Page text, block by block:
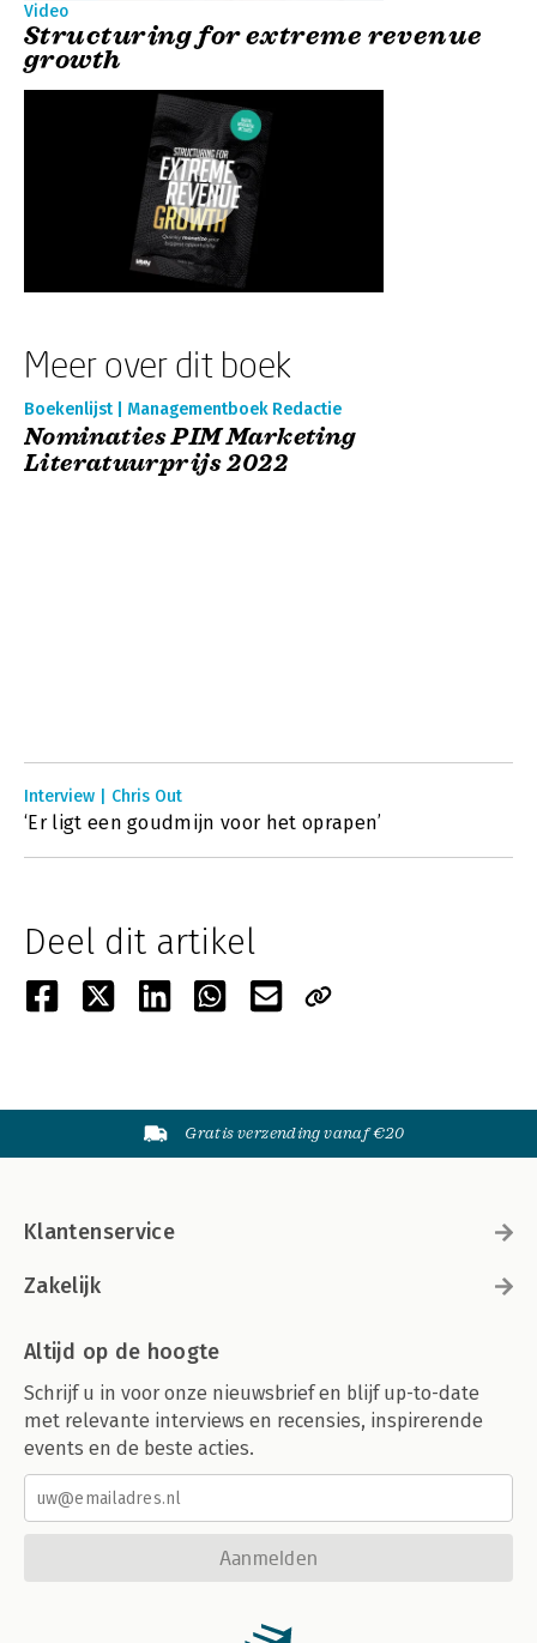
Video
Structuring for extreme revenue
growth
Meer over dit boek
Boekenlijst | Managementboek Redactie
Nominaties PIM Marketing
Literatuurprijs 2022
Interview | Chris Out
‘Er ligt een goudmijn voor het oprapen’
Deel dit artikel
Gratis verzending vanaf €20
Klantenservice
Zakelijk
Altijd op de hoogte
Schrijf u in voor onze nieuwsbrief en blijf up-to-date
met relevante interviews en recensies, inspirerende
events en de beste acties.
Aanmelden